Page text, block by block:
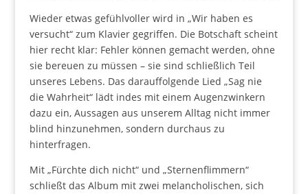
Wieder etwas gefühlvoller wird in „Wir haben es
versucht“ zum Klavier gegriffen. Die Botschaft scheint
hier recht klar: Fehler können gemacht werden, ohne
sie bereuen zu müssen – sie sind schließlich Teil
unseres Lebens. Das darauffolgende Lied „Sag nie
die Wahrheit“ lädt indes mit einem Augenzwinkern
dazu ein, Aussagen aus unserem Alltag nicht immer
blind hinzunehmen, sondern durchaus zu
hinterfragen.
Mit „Fürchte dich nicht“ und „Sternenflimmern“
schließt das Album mit zwei melancholischen, sich